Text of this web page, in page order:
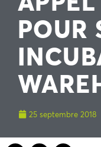
POUR
25 septembre 2018